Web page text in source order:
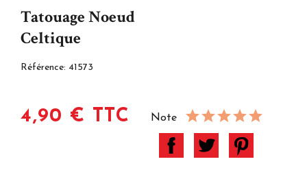
Tatouage Noeud
Celtique
Référence: 41573
4,90 € TTC Note